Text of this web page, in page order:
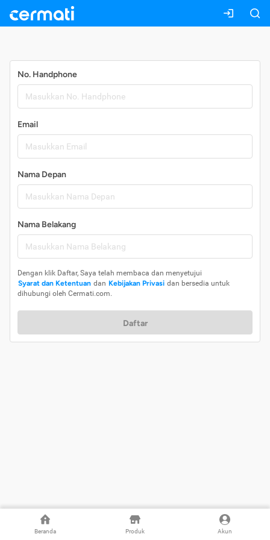
Beranda Produk Akun
No. Handphone
Email
Nama Depan
Nama Belakang
Dengan klik Daftar, Saya telah membaca dan menyetujui
Syarat dan Ketentuan dan Kebijakan Privasi dan bersedia untuk
dihubungi oleh Cermati.com.
Daftar